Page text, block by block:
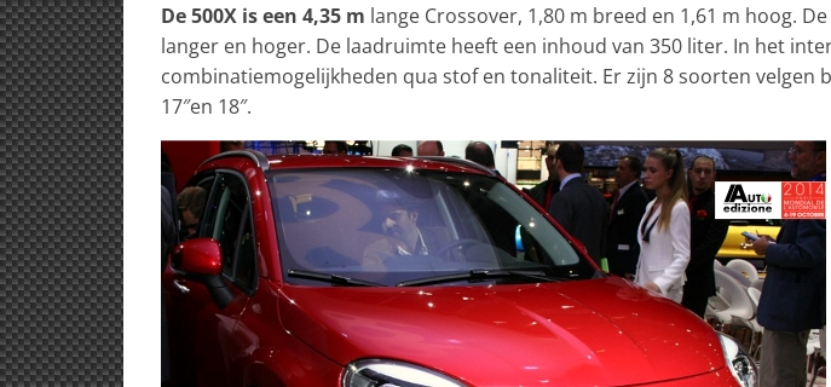
De 500X is een 4,35 m lange Crossover, 1,80 m breed en 1,61 m hoog.
langer en hoger. De laadruimte heeft een inhoud van 350 liter. In het
combinatiemogelijkheden qua stof en tonaliteit. Er zijn 8 soorten velgen
17″en 18″.